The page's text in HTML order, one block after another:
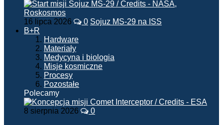
16 lipca 2026 0 Sojuz MS-29 na ISS
B+R
Hardware
Materiały
Medycyna i biologia
Misje kosmiczne
Procesy
Pozostałe
Polecamy
8 sierpnia 2026 0